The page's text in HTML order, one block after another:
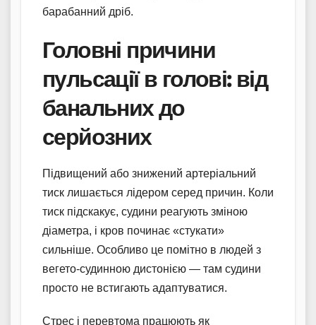
барабанний дріб.
Головні причини
пульсації в голові: від
банальних до
серйозних
Підвищений або знижений артеріальний
тиск лишається лідером серед причин. Коли
тиск підскакує, судини реагують зміною
діаметра, і кров починає «стукати»
сильніше. Особливо це помітно в людей з
вегето-судинною дистонією — там судини
просто не встигають адаптуватися.
Стрес і перевтома працюють як